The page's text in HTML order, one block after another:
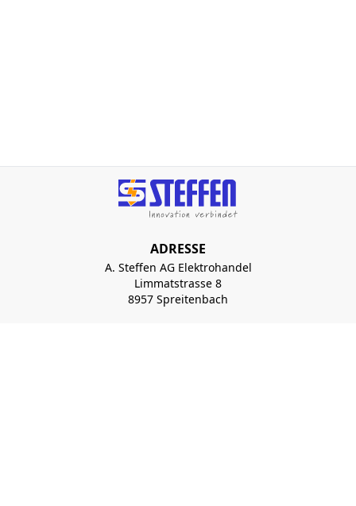
ADRESSE
A. Steffen AG Elektrohandel
Limmatstrasse 8
8957 Spreitenbach